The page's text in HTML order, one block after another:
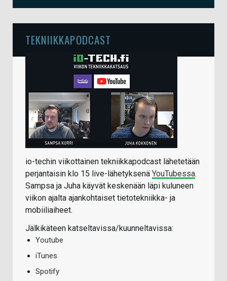
TEKNIIKKAPODCAST
io-techin viikottainen tekniikkapodcast lähetetään
perjantaisin klo 15 live-lähetyksenä YouTubessa.
Sampsa ja Juha käyvät keskenään läpi kuluneen
viikon ajalta ajankohtaiset tietotekniikka- ja
mobiiliaiheet.
Jälkikäteen katseltavissa/kuunneltavissa:
Youtube
iTunes
Spotify